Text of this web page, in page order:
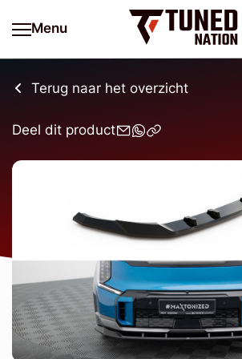
Menu
Terug naar het overzicht
Deel dit product